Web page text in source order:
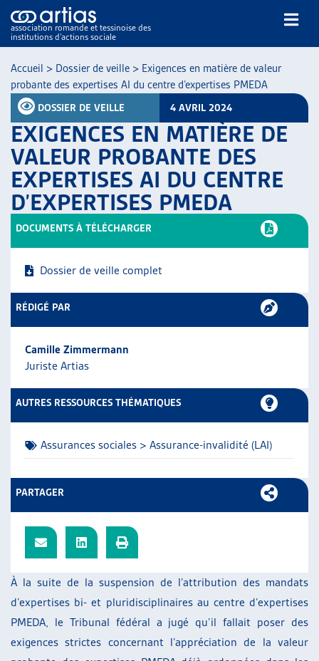
association romande et tessinoise des
institutions d’actions sociale
NOS PUBLICATIONS
ARTICLES
DOSSIERS DU MOIS
VEILLE
THÉMATIQUES
GUIDE SOCIAL ROMAND
AUTRES
L’ASSOCIATION
PROJETS ET ACTIVITÉS
JOURNÉES D’AUTOMNE
Accueil > Dossier de veille > Exigences en matière de valeur
probante des expertises AI du centre d’expertises PMEDA
DOSSIER DE VEILLE 4 AVRIL 2024
EXIGENCES EN MATIÈRE DE
VALEUR PROBANTE DES
EXPERTISES AI DU CENTRE
D’EXPERTISES PMEDA
À la suite de la suspension de l’attribution des mandats
d’expertises bi- et pluridisciplinaires au centre d’expertises
PMEDA, le Tribunal fédéral a jugé qu’il fallait poser des
exigences strictes concernant l’appréciation de la valeur
DOCUMENTS À TÉLÉCHARGER
Dossier de veille complet
RÉDIGÉ PAR
Camille Zimmermann
Juriste Artias
AUTRES RESSOURCES THÉMATIQUES
Assurances sociales > Assurance-invalidité (LAI)
PARTAGER